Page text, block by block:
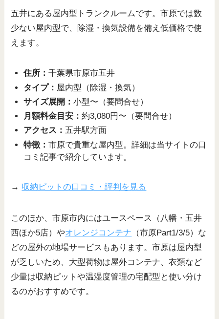
五井にある屋内型トランクルームです。市原では数
少ない屋内型で、除湿・換気設備を備え低価格で使
えます。
住所： 千葉県市原市五井
タイプ： 屋内型（除湿・換気）
サイズ展開： 小型〜（要問合せ）
月額料金目安： 約3,080円〜（要問合せ）
アクセス： 五井駅方面
特徴： 市原で貴重な屋内型。詳細は当サイトの口
コミ記事で紹介しています。
→ 収納ピットの口コミ・評判を見る
このほか、市原市内にはユースペース（八幡・五井
西ほか5店）やオレンジコンテナ （市原Part1/3/5）な
どの屋外の地場サービスもあります。市原は屋内型
が乏しいため、大型荷物は屋外コンテナ、衣類など
少量は収納ピットや温湿度管理の宅配型と使い分け
るのがおすすめです。